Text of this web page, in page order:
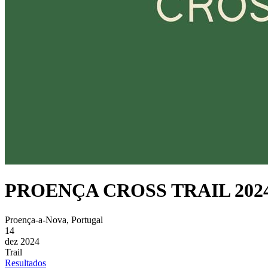
PROENÇA CROSS TRAIL
Proença-a-Nova, Portugal
14
dez 2024
Trail
Resultados